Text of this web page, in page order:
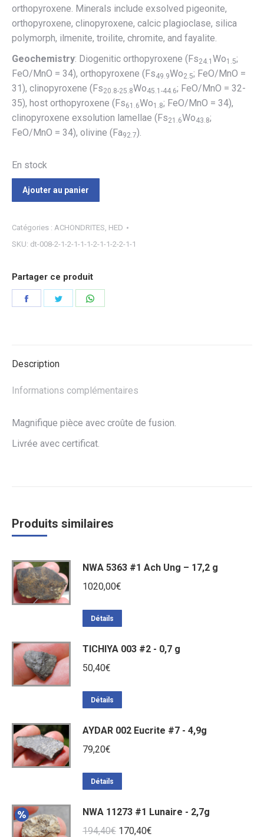
orthopyroxene. Minerals include exsolved pigeonite,
orthopyroxene, clinopyroxene, calcic plagioclase, silica
polymorph, ilmenite, troilite, chromite, and fayalite.
Geochemistry: Diogenitic orthopyroxene (Fs24.1 Wo1.5;
FeO/MnO = 34), orthopyroxene (Fs49.9Wo2.5; FeO/MnO =
31), clinopyroxene (Fs20.8-25.8Wo45.1-44.6; FeO/MnO = 32-
35), host orthopyroxene (Fs61.6Wo1.8; FeO/MnO = 34),
clinopyroxene exsolution lamellae (Fs21.6Wo43.8;
FeO/MnO = 34), olivine (Fa92.7).
En stock
Ajouter au panier
Catégories : ACHONDRITES HED
SKU: dt-008-2-1-2-1-1-1-2-1-1-2-2-1-1
Partager ce produit
Partager Partager
Description
Informations complémentaires
Magnifique pièce avec croûte de fusion.
Livrée avec certificat.
Produits similaires
NWA 5363 #1 Ach Ung – 17,2 g
1020,00€
Détails
TICHIYA 003 #2 - 0,7 g
50,40€
Détails
AYDAR 002 Eucrite #7 - 4,9g
79,20€
Détails
NWA 11273 #1 Lunaire - 2,7g
194,40€ Le
170,40€